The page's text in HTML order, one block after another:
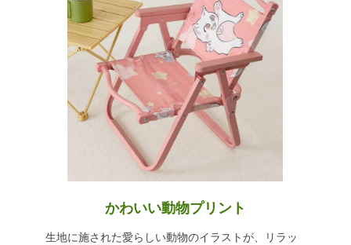
かわいい動物プリント
生地に施された愛らしい動物のイラストが、リラッ